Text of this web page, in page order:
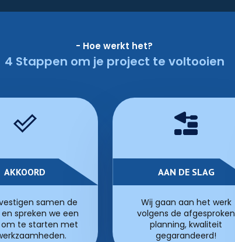
- Hoe werkt het?
4 Stappen om je project te voltooien
AKKOORD
samen de
spreken we een
te starten met
AAN DE SLAG
Wij gaan aan het werk
volgens de afgesproken
planning, kwaliteit
gegarandeerd!